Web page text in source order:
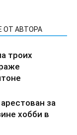
ОТ АВТОРА
троих
за
хобби в